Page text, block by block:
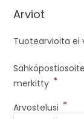
Arviot
Tuotearvioita ei
merkitty *
Arvostelusi *